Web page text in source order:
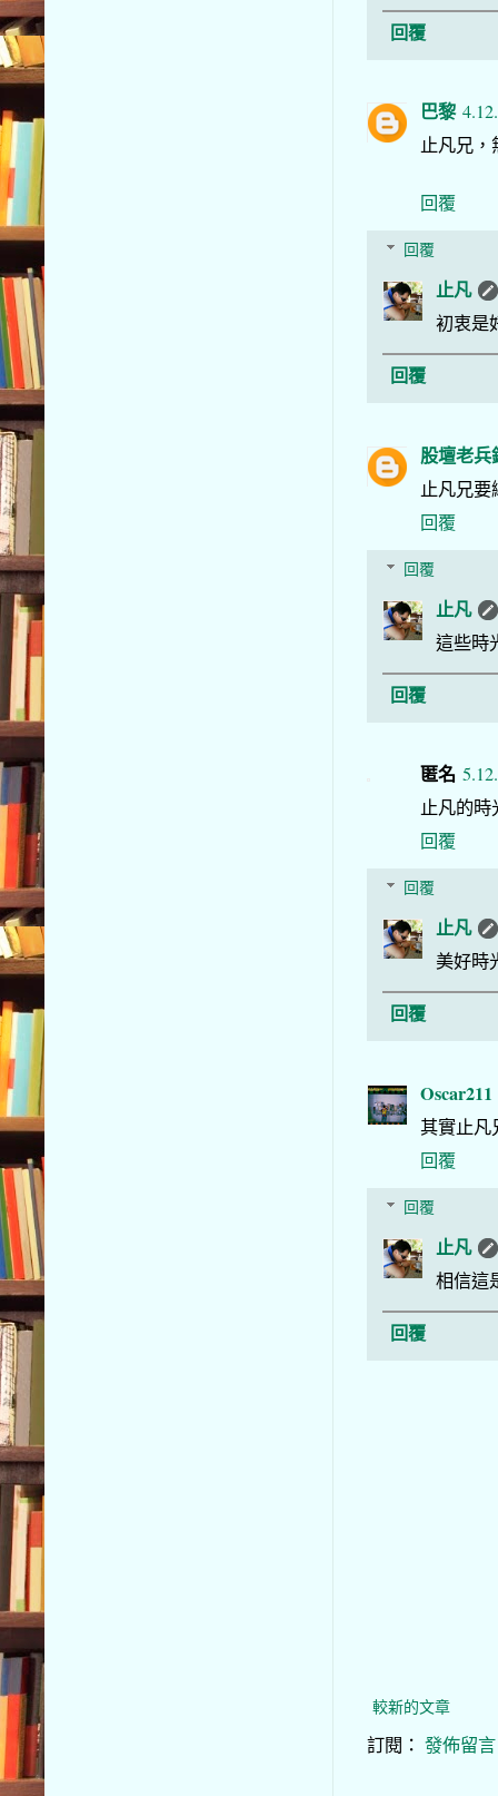
回覆
巴黎
止凡兄，
回覆
回覆
止凡
初衷是
回覆
股壇老兵
止凡兄要
回覆
回覆
止凡
這些時
回覆
匿名
止凡的時
回覆
回覆
止凡
美好時
回覆
Oscar211
其實止凡
回覆
回覆
止凡
相信這
回覆
較新的文章
訂閱： 發佈留